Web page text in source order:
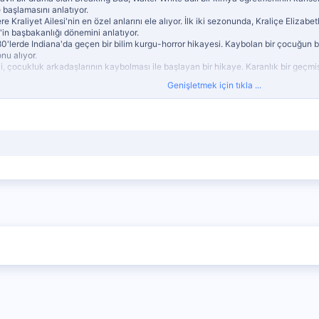
anlatıyor.
Kraliyet Ailesi'nin en özel anlarını ele alıyor. İlk iki sezonunda, Kraliçe
başbakanlığı dönemini anlatıyor.
Indiana'da geçen bir bilim kurgu-horror hikayesi. Kaybolan bir çocuğun
alıyor.
çocukluk arkadaşlarının kaybolması ile başlayan bir hikaye. Karanlık bir
olan bu dizi, en büyük soygunlardan birini konu alıyor. Dünyanın en güvenli
Margaret Atwood'un aynı isimli romanından uyarlanmış. Distopik bir
arayışını konu alıyor.
Genişletmek için tıkla ...